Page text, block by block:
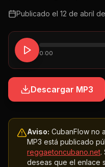
Publicado el 12 de abril
0:00
Descargar MP3
Aviso: CubanFlow no
MP3 está publicado
reggaetoncubano.net.
deseas que el enlace